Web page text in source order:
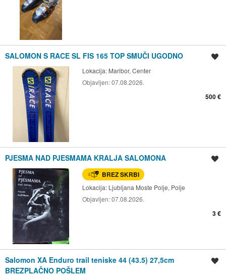
SALOMON S RACE SL FIS 165 TOP SMUČI UGODNO
Lokacija: Maribor, Center
Objavljen:07.08.2026.
500 €
PJESMA NAD PJESMAMA KRALJA SALOMONA
BREZ SKRBI
Lokacija: Ljubljana Moste Polje, Polje
Objavljen:07.08.2026.
3 €
Salomon XA Enduro trail teniske 44 (43.5) 27,5cm
BREZPLAČNO POŠLEM